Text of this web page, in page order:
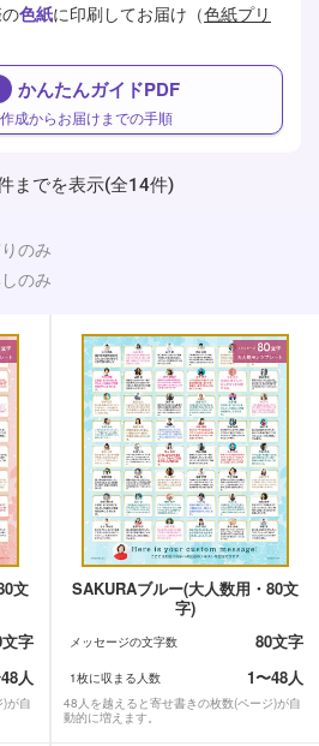
色紙に印刷してお届け（色紙プリ
かんたんガイドPDF
成からお届けまでの手順
までを表示(全14件)
のみ
のみ
文
字
人
が自
SAKURAブルー(大人数用・80文
字)
メッセージの文字数 80文字
1枚に収まる人数 1〜48人
48人を越えると寄せ書きの枚数(ページ)が自
動的に増えます。